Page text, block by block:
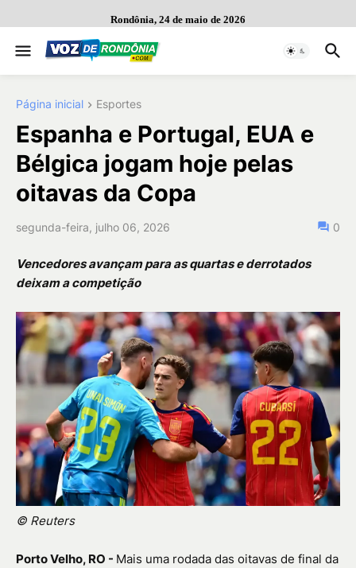
Rondônia, 24 de maio de 2026
Página inicial Esportes
Espanha e Portugal, EUA e
Bélgica jogam hoje pelas
oitavas da Copa
segunda-feira, julho 06, 2026 0
Vencedores avançam para as quartas e derrotados
deixam a competição
© Reuters
Porto Velho, RO - Mais uma rodada das oitavas de final da